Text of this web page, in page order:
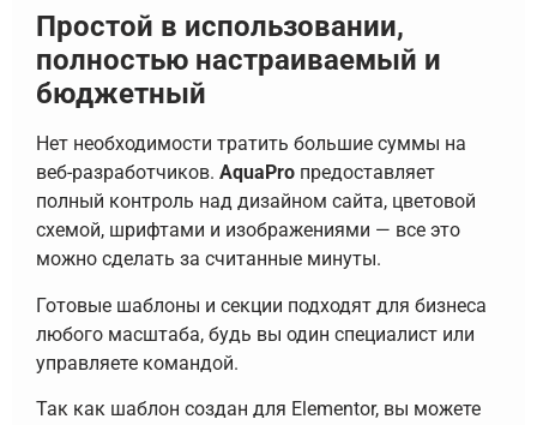
Простой в использовании,
полностью настраиваемый и
бюджетный
Нет необходимости тратить большие суммы на
веб-разработчиков. AquaPro предоставляет
полный контроль над дизайном сайта, цветовой
схемой, шрифтами и изображениями — все это
можно сделать за считанные минуты.
Готовые шаблоны и секции подходят для бизнеса
любого масштаба, будь вы один специалист или
управляете командой.
Так как шаблон создан для Elementor, вы можете